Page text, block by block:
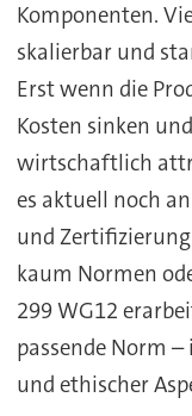
Komponenten.
skalierbar und
Erst wenn die
Kosten sinken
wirtschaftlich
es aktuell noch
und
kaum Normen
299 WG12
passende Norm
und ethischer